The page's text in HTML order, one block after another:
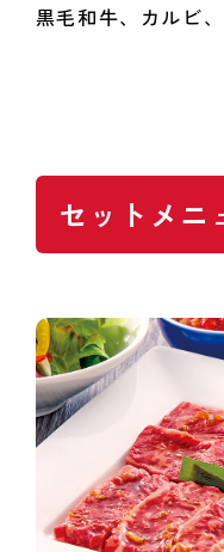
黒毛和牛、カルビ
セットメニ